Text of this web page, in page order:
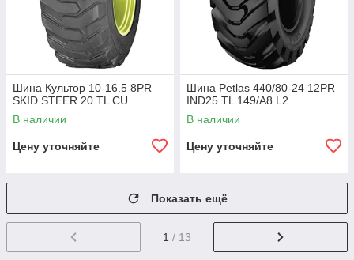
Шина Культор 10-16.5 8PR
SKID STEER 20 TL CU
В наличии
Цену уточняйте
Шина Petlas 440/80-24 12PR
IND25 TL 149/A8 L2
В наличии
Цену уточняйте
Показать ещё
1 / 13